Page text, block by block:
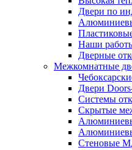
Двери по
Наши
Дверные
Межкомнатные
Двери
Системы
Скрытые
Стеновые